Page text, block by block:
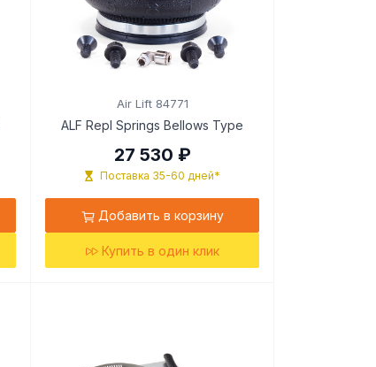
Air Lift 84771
ALF Repl Springs Bellows Type
27 530 ₽
Поставка 35-60 дней*
Добавить в корзину
Купить в один клик